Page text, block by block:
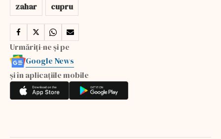
zahar
cupru
Urmăriți-ne și pe
Google News
și în aplicațiile mobile